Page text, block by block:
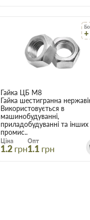
Гайка ЦБ М8
Гайка шестигранна
Використовується в
машинобудуванні,
приладобудуванні та інших
промис..
Ціна
1.2 грн
Опт
1.1 грн